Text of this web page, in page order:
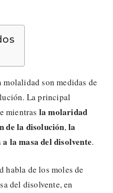
son medidas de
La principal
mientras la molaridad
de la disolución,la
la masa del disolvente.
habla de los moles de
del disolvente, en